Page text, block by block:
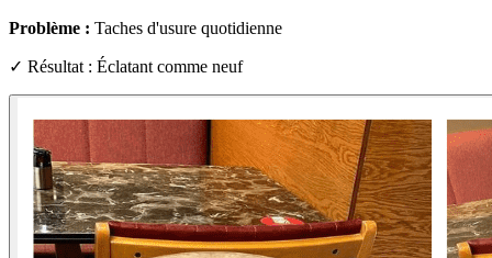
Problème : Taches d'usure quotidienne
✓ Résultat : Éclatant comme neuf